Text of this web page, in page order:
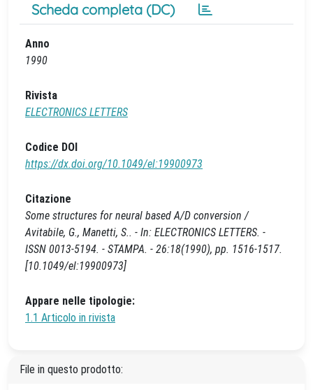
Scheda completa (DC)
Anno
1990
Rivista
ELECTRONICS LETTERS
Codice DOI
https://dx.doi.org/10.1049/el:19900973
Citazione
Some structures for neural based A/D conversion /
Avitabile, G., Manetti, S.. - In: ELECTRONICS LETTERS. -
ISSN 0013-5194. - STAMPA. - 26:18(1990), pp. 1516-1517.
[10.1049/el:19900973]
Appare nelle tipologie:
1.1 Articolo in rivista
File in questo prodotto: